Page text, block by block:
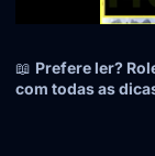
📖 Prefere ler?
com todas as